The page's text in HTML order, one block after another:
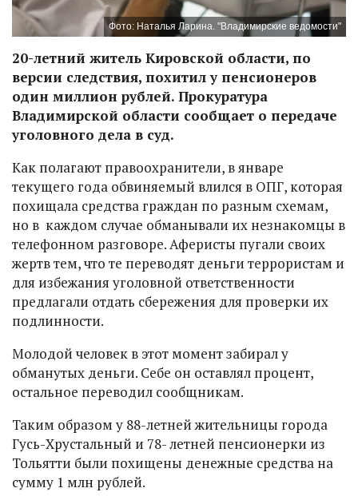
Фото: Наталья Ларина. "Владимирские ведомости"
20-летний житель Кировской области, по
версии следствия, похитил у пенсионеров
один миллион рублей. Прокуратура
Владимирской области сообщает о передаче
уголовного дела в суд.
Как полагают правоохранители, в январе
текущего года обвиняемый влился в ОПГ, которая
похищала средства граждан по разным схемам,
но в каждом случае обманывали их незнакомцы в
телефонном разговоре. Аферисты пугали своих
жертв тем, что те переводят деньги террористам и
для избежания уголовной ответственности
предлагали отдать сбережения для проверки их
подлинности.
Молодой человек в этот момент забирал у
обманутых деньги. Себе он оставлял процент,
остальное переводил сообщникам.
Таким образом у 88-летней жительницы города
Гусь-Хрустальный и 78- летней пенсионерки из
Тольятти были похищены денежные средства на
сумму 1 млн рублей.